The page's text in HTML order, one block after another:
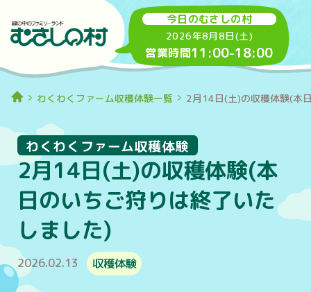
今日のむさしの村
2026年8月8日(土)
営業時間11:00-18:00
わくわくファーム収穫体験一覧 2月14日(土)の収穫体験(本
2月14日(土)の収穫体験(本
日のいちご狩りは終了いた
しました)
わくわくファーム収穫体験
2026.02.13 収穫体験